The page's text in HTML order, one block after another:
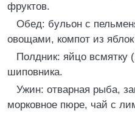
фруктов.
Обед: бульон с
овощами, компот из
Полдник: яйцо всмятку
шиповника.
Ужин: отварная рыба,
морковное пюре, чай с